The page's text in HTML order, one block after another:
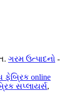
ગરમ ઉત્પાદનો -
ફેબ્રિક online
સપ્લાયર્સ,